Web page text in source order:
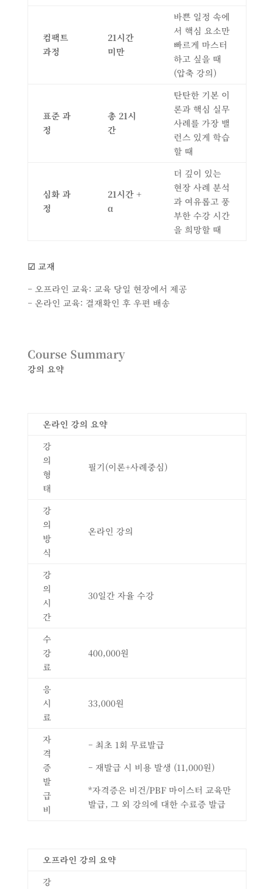
컴팩트
과정
21시간
미만
바쁜 일정 속에
서 핵심 요소만
빠르게 마스터
하고 싶을 때
(압축 강의)
표준 과
정
총 21시
간
탄탄한 기본 이
론과 핵심 실무
사례를 가장 밸
런스 있게 학습
할 때
심화 과
정
21시간 +
α
더 깊이 있는
현장 사례 분석
과 여유롭고 풍
부한 수강 시간
을 희망할 때
☑ 교재
– 오프라인 교육: 교육 당일 현장에서 제공
– 온라인 교육: 결재확인 후 우편 배송
Course Summary
강의 요약
온라인 강의 요약
강
의
형
태
필기(이론+사례중심)
강
의
방
식
온라인 강의
강
의
시
간
30일간 자율 수강
수
강
료
400,000원
응
시
료
33,000원
자
격
증
발
급
비
– 최초 1회 무료발급
– 재발급 시 비용 발생 (11,000원)
*자격증은 비건/PBF 마이스터 교육만
발급, 그 외 강의에 대한 수료증 발급
오프라인 강의 요약
강